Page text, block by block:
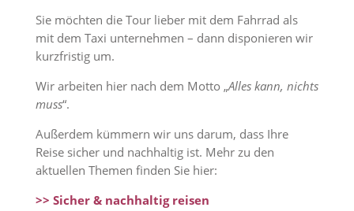
Sie möchten die Tour lieber mit dem Fahrrad als
mit dem Taxi unternehmen – dann disponieren wir
kurzfristig um.
Wir arbeiten hier nach dem Motto „Alles kann, nichts
muss“.
Außerdem kümmern wir uns darum, dass Ihre
Reise sicher und nachhaltig ist. Mehr zu den
aktuellen Themen finden Sie hier:
>> Sicher & nachhaltig reisen